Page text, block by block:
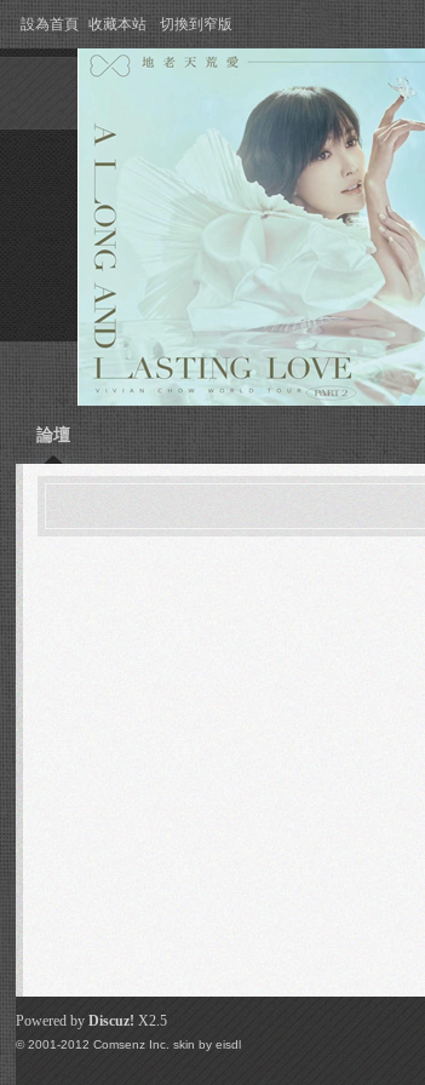
設為首頁 收藏本站 切換到窄版
論壇
Powered byDiscuz! X2.5
© 2001-2012Comsenz Inc. skin byeisdl